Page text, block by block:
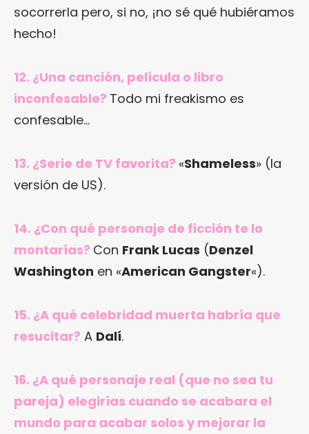
socorrerla pero, si no, ¡no sé qué hubiéramos
hecho!
12. ¿Una canción, película o libro
inconfesable? Todo mi freakismo es
confesable…
13. ¿Serie de TV favorita? «Shameless» (la
versión de US).
14. ¿Con qué personaje de ficción te lo
montarías? Con Frank Lucas (Denzel
Washington en «American Gangster«).
15. ¿A qué celebridad muerta habría que
resucitar? A Dalí.
16. ¿A qué personaje real (que no sea tu
pareja) elegirías cuando se acabara el
mundo para acabar solos y mejorar la